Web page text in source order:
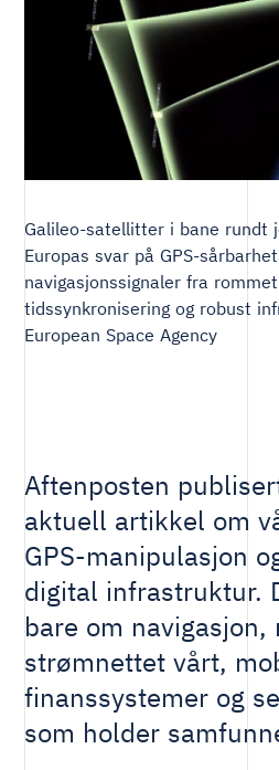
Galileo-satellitter i bane rundt
Europas svar på GPS-
navigasjonssignaler fra
tidssynkronisering og robust
European Space Agency
Aftenposten
aktuell artikkel om
GPS-manipulasjon
digital infrastruktur.
bare om navigasjon,
strømnettet vårt,
finanssystemer og
som holder